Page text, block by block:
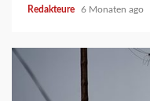
Redakteure 6 Monaten ago